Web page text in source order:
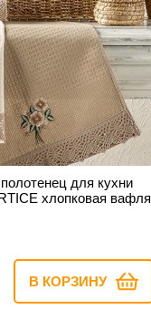
для кухни
хлопковая вафля
В КОРЗИНУ